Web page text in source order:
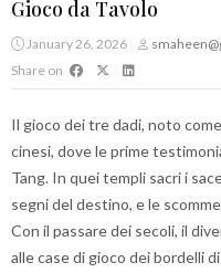
Gioco da Tavolo
January 26, 2026
Share on
Il gioco dei tre dadi, noto
cinesi, dove le prime
Tang. In quei templi sacri i
segni del destino, e le
Con il passare dei secoli, il
alle case di gioco dei bordelli